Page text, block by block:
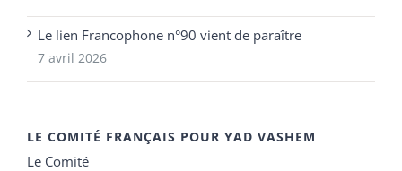
Le lien Francophone n°90 vient de paraître
7 avril 2026
LE COMITÉ FRANÇAIS POUR YAD VASHEM
Le Comité